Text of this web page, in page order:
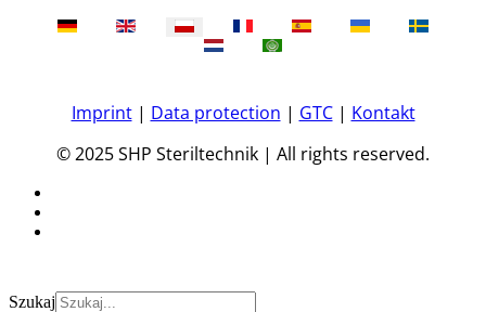
Imprint| Data protection | GTC| Kontakt
© 2025 SHP Steriltechnik | All rights reserved.
Szukaj